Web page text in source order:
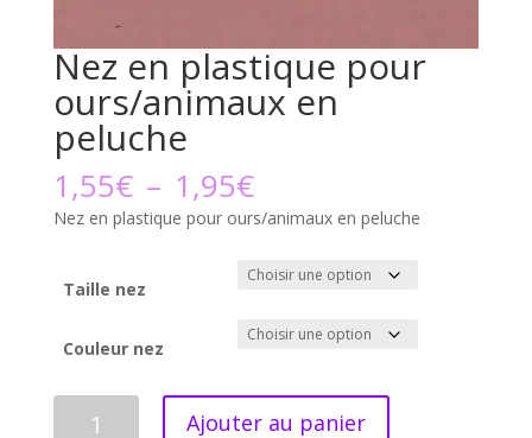
Nez en plastique pour
ours/animaux en
peluche
1,55€ – 1,95€Plage
de
prix :
1,55€
à
1,95€
Nez en plastique pour ours/animaux en peluche
Taille nez
Couleur nez
Ajouter au panier